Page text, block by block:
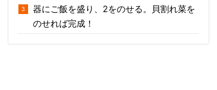
器にご飯を盛り、2をのせる。貝割れ菜を
のせれば完成！